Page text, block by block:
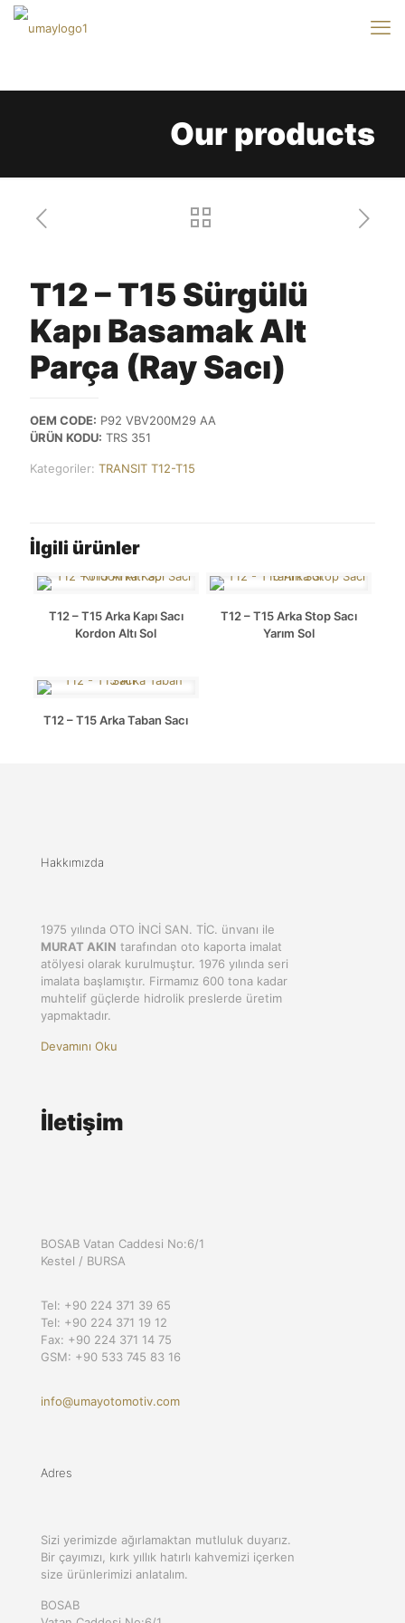
Our products
T12 – T15 Sürgülü
Kapı Basamak Alt
Parça (Ray Sacı)
OEM CODE: P92 VBV200M29 AA
ÜRÜN KODU: TRS 351
Kategoriler: TRANSIT T12-T15
İlgili ürünler
T12 – T15 Arka Kapı Sacı
Kordon Altı Sol
T12 – T15 Arka Stop Sacı
Yarım Sol
T12 – T15 Arka Taban Sacı
Hakkımızda
1975 yılında OTO İNCİ SAN. TİC. ünvanı ile
MURAT AKIN tarafından oto kaporta imalat
atölyesi olarak kurulmuştur. 1976 yılında seri
imalata başlamıştır. Firmamız 600 tona kadar
muhtelif güçlerde hidrolik preslerde üretim
yapmaktadır.
Devamını Oku
İletişim
BOSAB Vatan Caddesi No:6/1
Kestel / BURSA
Tel: +90 224 371 39 65
Tel: +90 224 371 19 12
Fax: +90 224 371 14 75
GSM: +90 533 745 83 16
info@umayotomotiv.com
Adres
Sizi yerimizde ağırlamaktan mutluluk duyarız.
Bir çayımızı, kırk yıllık hatırlı kahvemizi içerken
size ürünlerimizi anlatalım.
BOSAB